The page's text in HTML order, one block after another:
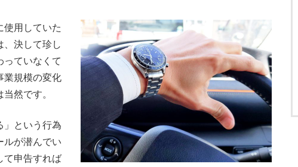
使用していた
、決して珍し
っていなくて
業規模の変化
然です。
」という行為
ルが潜んでい
て申告すれば